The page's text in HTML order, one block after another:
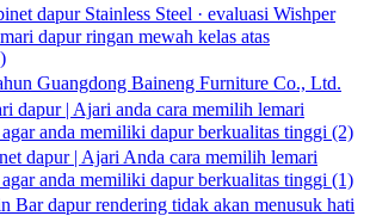
dapur Stainless Steel · evaluasi Wishper
dapur ringan mewah kelas atas
Guangdong Baineng Furniture Co., Ltd.
dapur | Ajari anda cara memilih lemari
anda memiliki dapur berkualitas tinggi (2)
dapur | Ajari Anda cara memilih lemari
anda memiliki dapur berkualitas tinggi (1)
Bar dapur rendering tidak akan menusuk hati